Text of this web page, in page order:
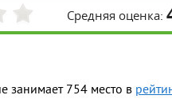
Средняя оценка:
занимает 754 место в